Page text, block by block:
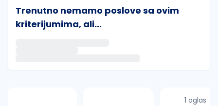
Trenutno nemamo poslove sa ovim
kriterijumima, ali...
1 oglas